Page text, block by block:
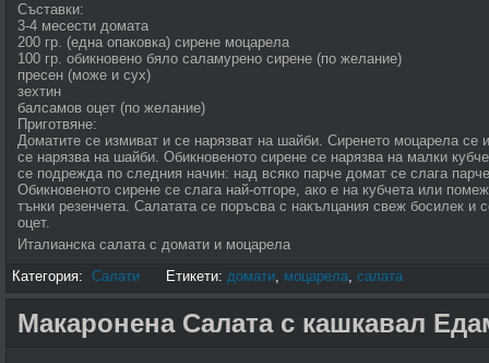
Съставки:
3-4 месести домата
200 гр. (една опаковка) сирене моцарела
100 гр. обикновено бяло саламурено сирене (по желание)
пресен (може и сух)
зехтин
балсамов оцет (по желание)
Приготвяне:
Доматите се измиват и се нарязват на шайби. Сиренето моцарела
се нарязва на шайби. Обикновеното сирене се нарязва на малки
се подрежда по следния начин: над всяко парче домат се слага
Обикновеното сирене се слага най-отгоре, ако е на кубчета или
тънки резенчета. Салатата се поръсва с накълцания свеж босилек и
оцет.
Италианска салата с домати и моцарела
Категория: Салати Етикети: домати, моцарела, салата
Макаронена Салата с кашкавал